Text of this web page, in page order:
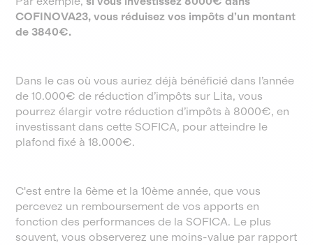
COFINOVA23, vous réduisez vos impôts d’un montant
de 3840€.
Dans le cas où vous auriez déjà bénéficié dans l’année
de 10.000€ de réduction d’impôts sur Lita, vous
pourrez élargir votre réduction d’impôts à 8000€, en
investissant dans cette SOFICA, pour atteindre le
plafond fixé à 18.000€.
C'est entre la 6ème et la 10ème année, que vous
percevez un remboursement de vos apports en
fonction des performances de la SOFICA. Le plus
souvent, vous observerez une moins-value par rapport